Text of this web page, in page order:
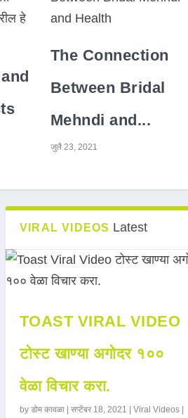
The Connection
Between Bridal
Mehndi and...
जुलै 23, 2021
VIRAL VIDEOS Latest
TOAST VIRAL VIDEO
टोस्ट खाण्या अगोदर १००
वेळा विचार करा.
by डोम कावळा| सप्टेंबर 18, 2021 | Viral Videos|